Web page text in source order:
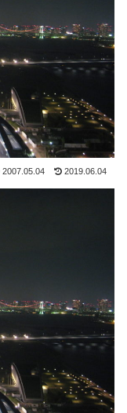
2007.05.04 2019.06.04